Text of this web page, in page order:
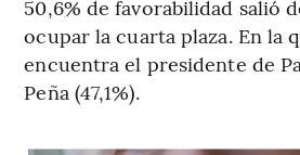
50,6% de favorabilidad salió
ocupar la cuarta plaza. En la
encuentra el presidente de
Peña (47,1%).